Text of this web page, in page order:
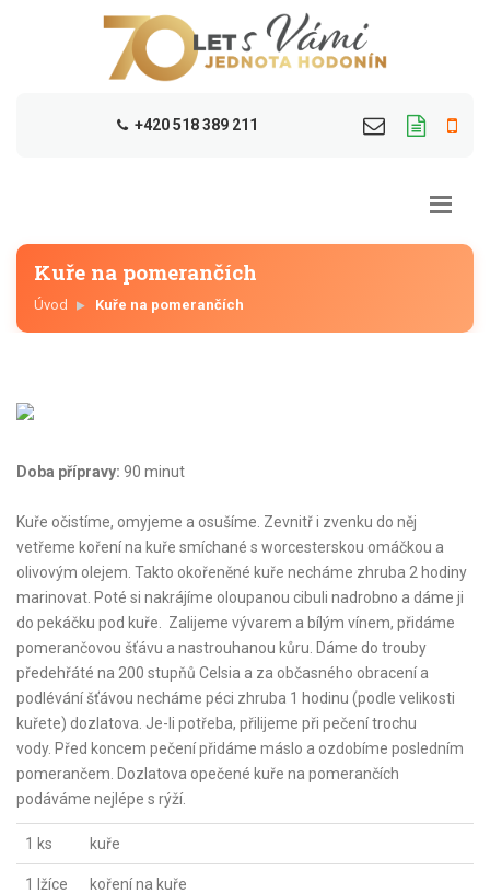
+420 518 389 211
Kuře na pomerančích
Úvod Kuře na pomerančích
Doba přípravy: 90 minut
Kuře očistíme, omyjeme a osušíme. Zevnitř i zvenku do něj
vetřeme koření na kuře smíchané s worcesterskou omáčkou a
olivovým olejem. Takto okořeněné kuře necháme zhruba 2 hodiny
marinovat. Poté si nakrájíme oloupanou cibuli nadrobno a dáme ji
do pekáčku pod kuře. Zalijeme vývarem a bílým vínem, přidáme
pomerančovou šťávu a nastrouhanou kůru. Dáme do trouby
předehřáté na 200 stupňů Celsia a za občasného obracení a
podlévání šťávou necháme péci zhruba 1 hodinu (podle velikosti
kuřete) dozlatova. Je-li potřeba, přilijeme při pečení trochu
vody. Před koncem pečení přidáme máslo a ozdobíme posledním
pomerančem. Dozlatova opečené kuře na pomerančích
podáváme nejlépe s rýží.
1 ks kuře
1 lžíce koření na kuře